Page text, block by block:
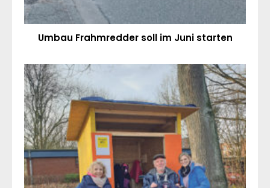
Umbau Frahmredder soll im Juni starten